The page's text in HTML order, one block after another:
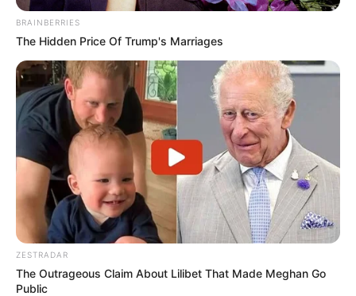
BRAINBERRIES
The Hidden Price Of Trump's Marriages
ZESTRADAR
The Outrageous Claim About Lilibet That Made Meghan Go
Public